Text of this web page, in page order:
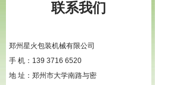
联系我们
郑州星火包装机械有限公司
手 机：139 3716 6520
地 址：郑州市大学南路与密